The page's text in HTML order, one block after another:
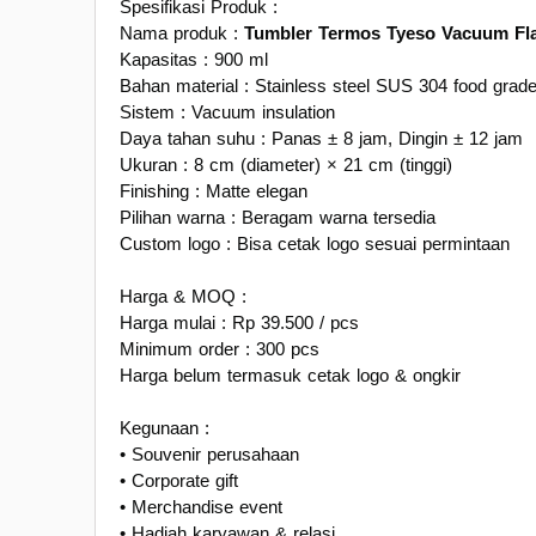
Spesifikasi Produk :
Nama produk : Tumbler Termos Tyeso Vacuum
Kapasitas : 900 ml
Bahan material : Stainless steel SUS 304 food grade
Sistem : Vacuum insulation
Daya tahan suhu : Panas ± 8 jam, Dingin ± 12 jam
Ukuran : 8 cm (diameter) × 21 cm (tinggi)
Finishing : Matte elegan
Pilihan warna : Beragam warna tersedia
Custom logo : Bisa cetak logo sesuai permintaan
Harga & MOQ :
Harga mulai : Rp 39.500 / pcs
Minimum order : 300 pcs
Harga belum termasuk cetak logo & ongkir
Kegunaan :
• Souvenir perusahaan
• Corporate gift
• Merchandise event